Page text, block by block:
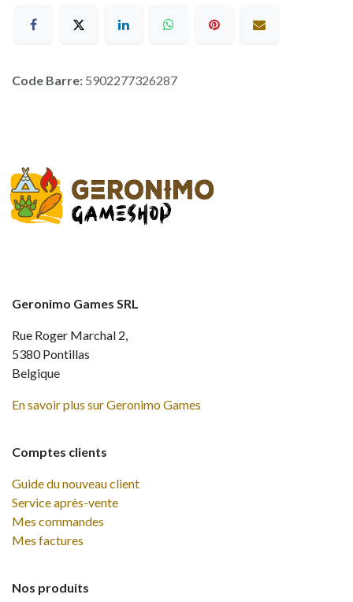
Code Barre: 5902277326287
Comptes clients
Guide du nouveau client
Service après-vente
Mes commandes
Mes factures
Nos produits
Geronimo Games SRL
Rue Roger Marchal 2,
5380 Pontillas
Belgique
En savoir plus sur Geronimo Games